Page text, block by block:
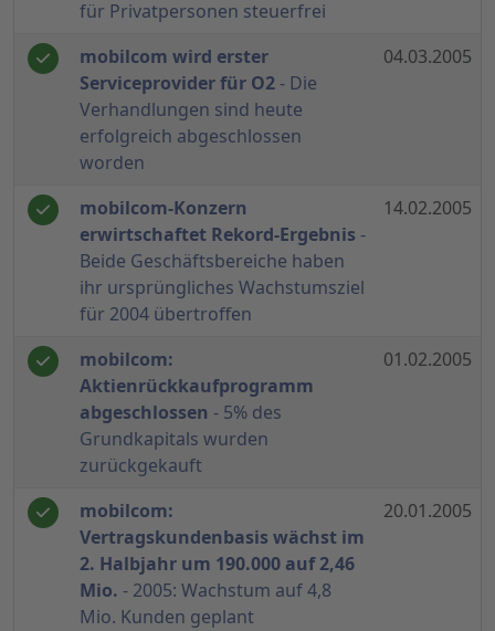
für Privatpersonen steuerfrei
mobilcom wird erster
Serviceprovider für O2 - Die
Verhandlungen sind heute
erfolgreich abgeschlossen
worden
04.03.2005
mobilcom-Konzern
erwirtschaftet Rekord-Ergebnis -
Beide Geschäftsbereiche haben
ihr ursprüngliches Wachstumsziel
für 2004 übertroffen
14.02.2005
mobilcom:
Aktienrückkaufprogramm
abgeschlossen - 5% des
Grundkapitals wurden
zurückgekauft
01.02.2005
mobilcom:
Vertragskundenbasis wächst im
2. Halbjahr um 190.000 auf 2,46
Mio. - 2005: Wachstum auf 4,8
Mio. Kunden geplant
20.01.2005